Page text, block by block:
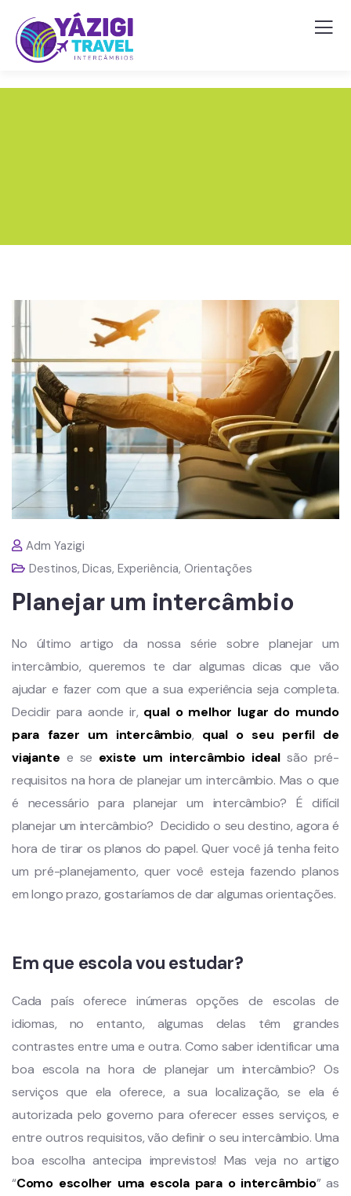
Adm Yazigi
Destinos,Dicas,Experiência, Orientações
Planejar um intercâmbio
No último artigo da nossa série sobre planejar um
intercâmbio, queremos te dar algumas dicas que vão
ajudar e fazer com que a sua experiência seja completa.
Decidir para aonde ir, qual o melhor lugar do mundo
para fazer um intercâmbio, qual o seu perfil de
viajante e se existe um intercâmbio ideal são pré-
requisitos na hora de planejar um intercâmbio. Mas o que
é necessário para planejar um intercâmbio? É difícil
planejar um intercâmbio? Decidido o seu destino, agora é
hora de tirar os planos do papel. Quer você já tenha feito
um pré-planejamento, quer você esteja fazendo planos
em longo prazo, gostaríamos de dar algumas orientações.
Em que escola vou estudar?
Cada país oferece inúmeras opções de escolas de
idiomas, no entanto, algumas delas têm grandes
contrastes entre uma e outra. Como saber identificar uma
boa escola na hora de planejar um intercâmbio? Os
serviços que ela oferece, a sua localização, se ela é
autorizada pelo governo para oferecer esses serviços, e
entre outros requisitos, vão definir o seu intercâmbio. Uma
boa escolha antecipa imprevistos! Mas veja no artigo
“Como escolher uma escola para o intercâmbio” as